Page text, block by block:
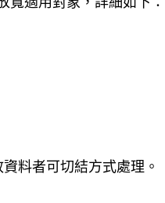
料者可切結方式處理。